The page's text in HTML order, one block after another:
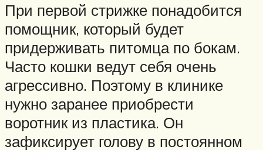
При первой стрижке понадобится
помощник, который будет
придерживать питомца по бокам.
Часто кошки ведут себя очень
агрессивно. Поэтому в клинике
нужно заранее приобрести
воротник из пластика. Он
зафиксирует голову в постоянном